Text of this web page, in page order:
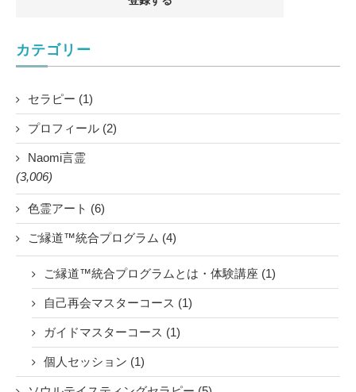
カテゴリー
セラピー (1)
プロフィール (2)
Naomi言霊
(3,006)
色霊アート (6)
ご縁道™統合プログラム (4)
ご縁道™統合プログラムとは・体験講座 (1)
自己再会マスターコース (1)
ガイドマスターコース (1)
個人セッション (1)